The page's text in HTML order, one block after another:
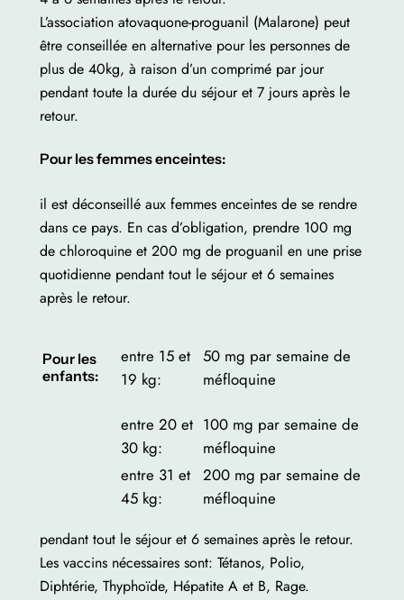
L’association atovaquone-proguanil (Malarone) peut
être conseillée en alternative pour les personnes de
plus de 40kg, à raison d’un comprimé par jour
pendant toute la durée du séjour et 7 jours après le
retour.
Pour les femmes enceintes:
il est déconseillé aux femmes enceintes de se rendre
dans ce pays. En cas d’obligation, prendre 100 mg
de chloroquine et 200 mg de proguanil en une prise
quotidienne pendant tout le séjour et 6 semaines
après le retour.
Pour les
enfants:
entre 15 et
19 kg:
50 mg par semaine de
méfloquine
entre 20 et
30 kg:
100 mg par semaine de
méfloquine
entre 31 et
45 kg:
200 mg par semaine de
méfloquine
pendant tout le séjour et 6 semaines après le retour.
Les vaccins nécessaires sont: Tétanos, Polio,
Diphtérie, Thyphoïde, Hépatite A et B, Rage.